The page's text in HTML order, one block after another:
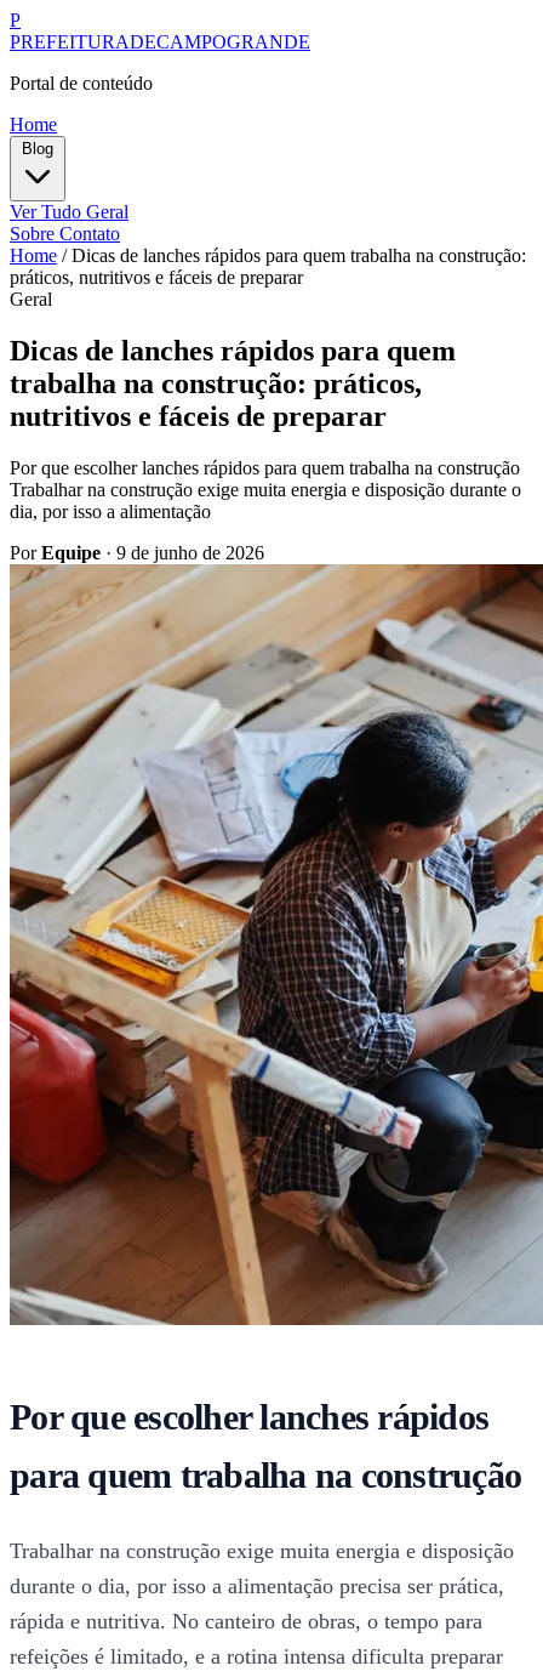
P
PREFEITURADECAMPOGRANDE
Portal de conteúdo
Home
Ver Tudo Geral
Sobre Contato
Home / Dicas de lanches rápidos para quem trabalha na construção:
práticos, nutritivos e fáceis de preparar
Geral
Dicas de lanches rápidos para quem
trabalha na construção: práticos,
nutritivos e fáceis de preparar
Por que escolher lanches rápidos para quem trabalha na construção
Trabalhar na construção exige muita energia e disposição durante o
dia, por isso a alimentação
PorEquipe · 9 de junho de 2026
Por que escolher lanches rápidos
para quem trabalha na construção
Trabalhar na construção exige muita energia e disposição
durante o dia, por isso a alimentação precisa ser prática,
rápida e nutritiva. No canteiro de obras, o tempo para
refeições é limitado, e a rotina intensa dificulta preparar